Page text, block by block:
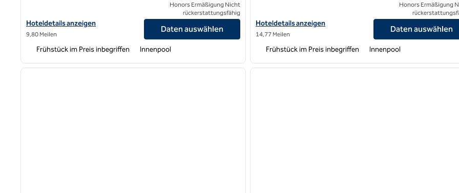
Hoteldetails für Embassy Suites by Hilton Arcadia Pasadena anzeigen
Hoteldetails anzeigen
9,80 Meilen
Honors Ermäßigung Nicht
rückerstattungsfähig
Daten auswählen
Frühstück im Preis inbegriffen Innenpool
Hoteldetails zum Hampton Inn Los Angeles International
Hoteldetails anzeigen
14,77 Meilen
Honors Ermäßigung
Daten auswählen
Frühstück im Preis inbegriffen Innenpool
1 von 12
nächstes Bild
1 von 11